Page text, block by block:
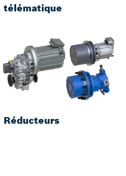
télématique
Réducteurs